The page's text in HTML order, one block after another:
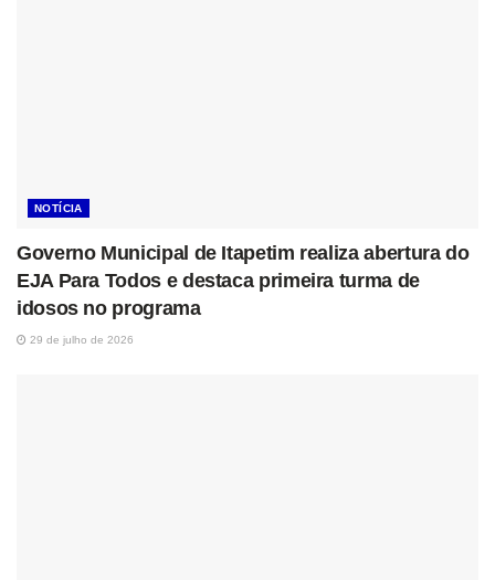
NOTÍCIA
Governo Municipal de Itapetim realiza abertura do
EJA Para Todos e destaca primeira turma de
idosos no programa
29 de julho de 2026